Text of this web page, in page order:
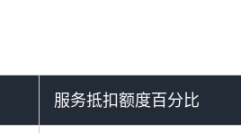
PostgreSQL 数据库集群
“服务抵扣额度”是一种美
将该额度退回符合条件的
服务抵扣额度百分比